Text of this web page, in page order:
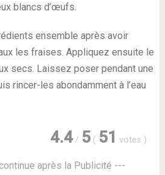
blancs d’œufs.
ensemble après avoir
les fraises. Appliquez ensuite le
secs. Laissez poser pendant une
rincer-les abondamment à l’eau
4.4 / 5 ( 51 votes )
après la Publicité ---